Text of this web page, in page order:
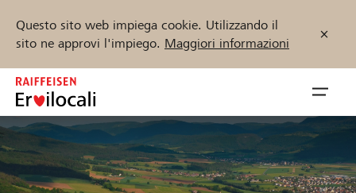
Questo sito web impiega cookie. Utilizzando il
sito ne approvi l'impiego. Maggiori informazioni
Zum
Inhalt
springen
öffnen
Inizia ora